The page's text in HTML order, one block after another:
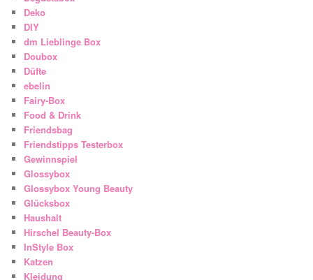
Deko
DIY
dm Lieblinge Box
Doubox
Düfte
ebelin
Fairy-Box
Food & Drink
Friendsbag
Friendstipps Testerbox
Gewinnspiel
Glossybox
Glossybox Young Beauty
Glücksbox
Haushalt
Hirschel Beauty-Box
InStyle Box
Katzen
Kleidung